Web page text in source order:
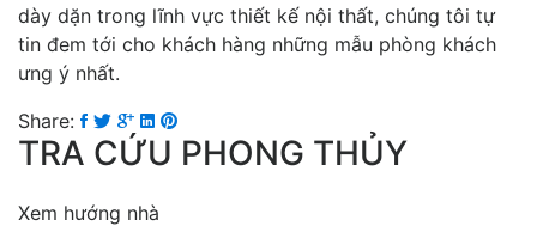
dày dặn trong lĩnh vực thiết kế nội thất, chúng tôi tự
tin đem tới cho khách hàng những mẫu phòng khách
ưng ý nhất.
Share:
TRA CỨU PHONG THỦY
Xem hướng nhà